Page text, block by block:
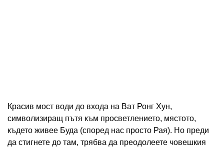
Красив мост води до входа на Ват Ронг Хун,
символизиращ пътя към просветлението, мястото,
където живее Буда (според нас просто Рая). Но преди
да стигнете до там, трябва да преодолеете човешкия